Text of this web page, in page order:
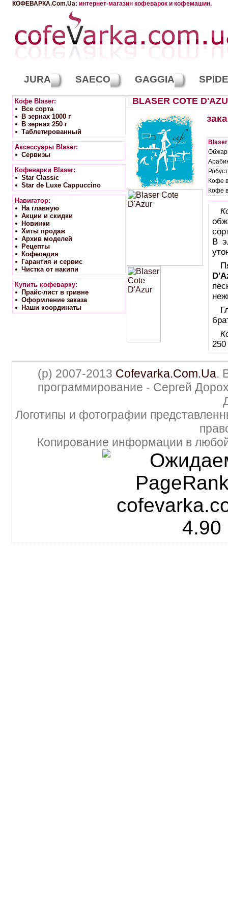
КОФЕВАРКА.Com.Ua: интернет-магазин кофеварок и кофемашин.
JURA SAECO GAGGIA
Кофе Blaser:
Вcе сорта
В зернах 1000 г
В зернах 250 г
Таблетированный
Аксессуары Blaser:
Сервизы
Кофеварки Blaser:
Star Classic
Star de Luxe Cappuccino
Навигатор:
На главную
Акции и скидки
Новинки
Хиты продаж
Архив моделей
Рецепты
Кофепедия
Гарантия и сервис
Чистка от накипи
Купить кофеварку:
Прайс-лист в гривне
Оформление заказа
Наши координаты
BLASER COTE
Кофе
Кофе
В
(p) 2007-2013 Cofevarka.Com.Ua.
программирование - Сергей
Логотипы и фотографии
Копирование информации в